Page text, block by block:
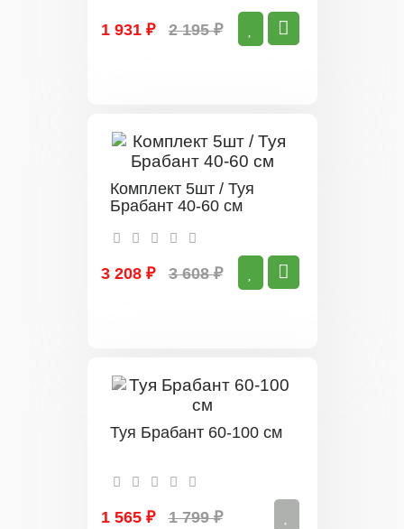
1 931 ₽ 2 195 ₽
Комплект 5шт / Туя
Брабант 40-60 см
3 208 ₽ 3 608 ₽
Туя Брабант 60-100 см
1 565 ₽ 1 799 ₽